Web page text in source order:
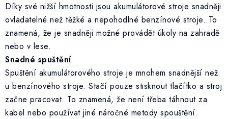
Splátkový prodej
Tabulka velikostí oblečení STIHL
Cena a termín dopravy
Správa cookies Moje objednávka
Díky své nižší hmotnosti jsou akumulátorové stroje snadněji
ovladatelné než těžké a nepohodlné benzínové stroje. To
znamená, že je snadněji možné provádět úkoly na zahradě
nebo v lese.
Snadné spuštění
Spuštění akumulátorového stroje je mnohem snadnější než
u benzínového stroje. Stačí pouze stisknout tlačítko a stroj
začne pracovat. To znamená, že není třeba táhnout za
kabel nebo používat jiné náročné metody spouštění.